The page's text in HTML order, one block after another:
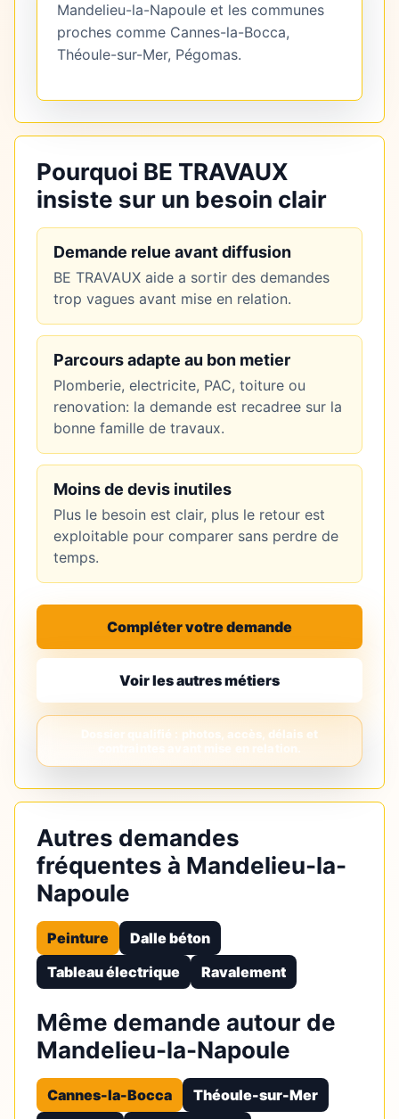
Mandelieu-la-Napoule et les communes
proches comme Cannes-la-Bocca,
Théoule-sur-Mer, Pégomas.
Pourquoi BE TRAVAUX
insiste sur un besoin clair
Demande relue avant diffusion
BE TRAVAUX aide a sortir des demandes
trop vagues avant mise en relation.
Parcours adapte au bon metier
Plomberie, electricite, PAC, toiture ou
renovation: la demande est recadree sur la
bonne famille de travaux.
Moins de devis inutiles
Plus le besoin est clair, plus le retour est
exploitable pour comparer sans perdre de
temps.
Compléter votre demande
Voir les autres métiers
Autres demandes
fréquentes à Mandelieu-la-
Napoule
Peinture
Dalle béton
Tableau électrique
Ravalement
Même demande autour de
Mandelieu-la-Napoule
Cannes-la-Bocca
Théoule-sur-Mer